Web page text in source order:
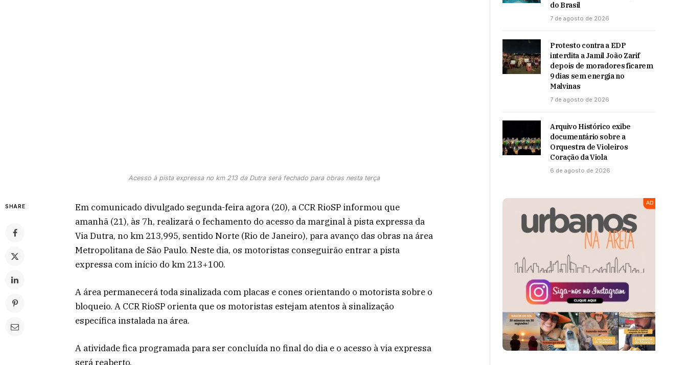
Acesso à pista expressa no km 213 da Dutra será fechado para obras nesta terça
SHARE
Em comunicado divulgado segunda-feira agora (20), a CCR RioSP informou que
amanhã (21), às 7h, realizará o fechamento do acesso da marginal à pista expressa da
Via Dutra, no km 213,995, sentido Norte (Rio de Janeiro), para avanço das obras na área
Metropolitana de São Paulo. Neste dia, os motoristas conseguirão entrar a pista
expressa com início do km 213+100.
A área permanecerá toda sinalizada com placas e cones orientando o motorista sobre o
bloqueio. A CCR RioSP orienta que os motoristas estejam atentos à sinalização
específica instalada na área.
A atividade fica programada para ser concluída no final do dia e o acesso à via expressa
será reaberto.
do Brasil
7 de agosto de 2026
Protesto contra a EDP
interdita a Jamil João Zarif
depois de moradores ficarem
9 dias sem energia no
Malvinas
7 de agosto de 2026
Arquivo Histórico exibe
documentário sobre a
Orquestra de Violeiros
Coração da Viola
6 de agosto de 2026